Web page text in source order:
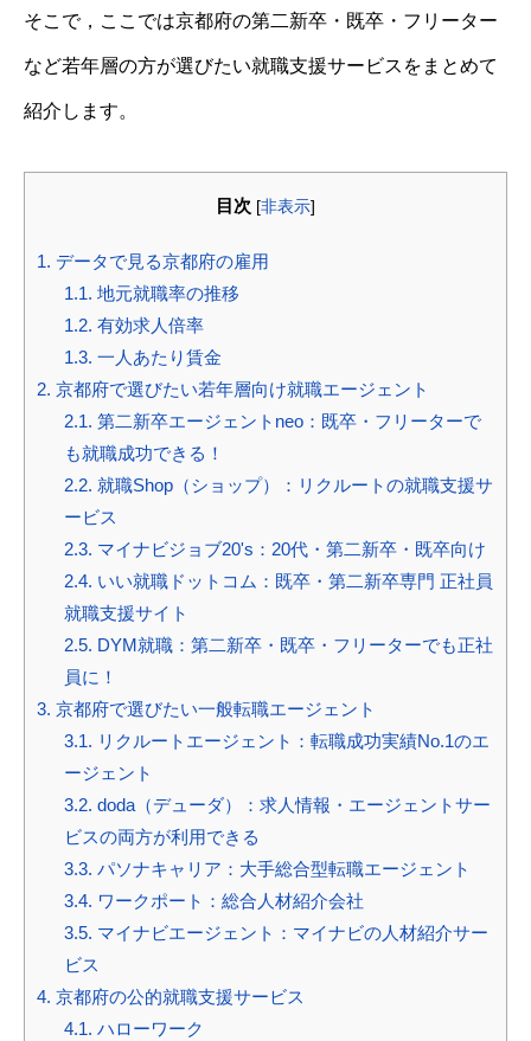
そこで，ここでは京都府の第二新卒・既卒・フリーター
など若年層の方が選びたい就職支援サービスをまとめて
紹介します。
目次 [非表示]
1. データで見る京都府の雇用
1.1. 地元就職率の推移
1.2. 有効求人倍率
1.3. 一人あたり賃金
2. 京都府で選びたい若年層向け就職エージェント
2.1. 第二新卒エージェントneo：既卒・フリーターで
も就職成功できる！
2.2. 就職Shop（ショップ）：リクルートの就職支援サ
ービス
2.3. マイナビジョブ20's：20代・第二新卒・既卒向け
2.4. いい就職ドットコム：既卒・第二新卒専門 正社員
就職支援サイト
2.5. DYM就職：第二新卒・既卒・フリーターでも正社
員に！
3. 京都府で選びたい一般転職エージェント
3.1. リクルートエージェント：転職成功実績No.1のエ
ージェント
3.2. doda（デューダ）：求人情報・エージェントサー
ビスの両方が利用できる
3.3. パソナキャリア：大手総合型転職エージェント
3.4. ワークポート：総合人材紹介会社
3.5. マイナビエージェント：マイナビの人材紹介サー
ビス
4. 京都府の公的就職支援サービス
4.1. ハローワーク